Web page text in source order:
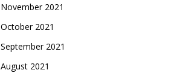
November 2021
October 2021
September 2021
August 2021